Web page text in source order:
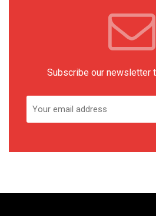
Subscribe our newsletter